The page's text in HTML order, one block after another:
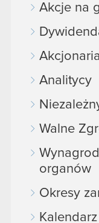
Akcje na
Analitycy
Walne
organów
Okresy